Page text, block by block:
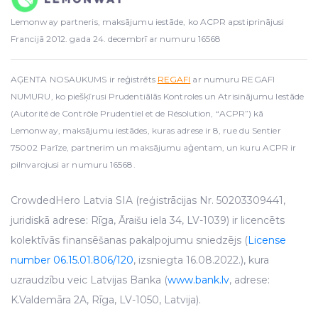
Lemonway partneris, maksājumu iestāde, ko ACPR apstiprinājusi
Francijā 2012. gada 24. decembrī ar numuru 16568
AĢENTA NOSAUKUMS ir reģistrēts REGAFI ar numuru REGAFI
NUMURU, ko piešķīrusi Prudentiālās Kontroles un Atrisinājumu Iestāde
(Autorité de Contrôle Prudentiel et de Résolution, “ACPR”) kā
Lemonway, maksājumu iestādes, kuras adrese ir 8, rue du Sentier
75002 Parīze, partnerim un maksājumu aģentam, un kuru ACPR ir
pilnvarojusi ar numuru 16568.
CrowdedHero Latvia SIA (reģistrācijas Nr. 50203309441,
juridiskā adrese: Rīga, Āraišu iela 34, LV-1039) ir licencēts
kolektīvās finansēšanas pakalpojumu sniedzējs (License
number 06.15.01.806/120, izsniegta 16.08.2022.), kura
uzraudzību veic Latvijas Banka (www.bank.lv, adrese:
K.Valdemāra 2A, Rīga, LV-1050, Latvija).